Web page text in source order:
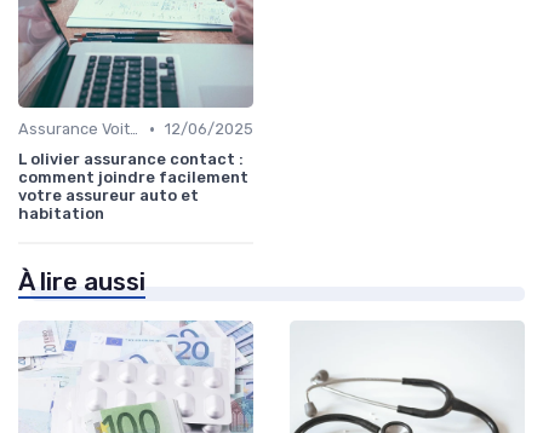
Assurance Voiture • 12/06/2025
L olivier assurance contact :
comment joindre facilement
votre assureur auto et
habitation
À lire aussi